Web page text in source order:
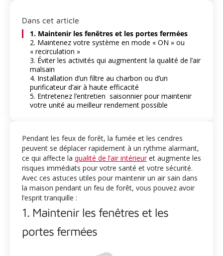
Dans cet article
1. Maintenir les fenêtres et les portes fermées
2. Maintenez votre système en mode « ON » ou
« recirculation »
3. Éviter les activités qui augmentent la qualité de l’air
malsain
4. Installation d’un filtre au charbon ou d’un
purificateur d’air à haute efficacité
5. Entretenez l’entretien saisonnier pour maintenir
votre unité au meilleur rendement possible
Pendant les feux de forêt, la fumée et les cendres
peuvent se déplacer rapidement à un rythme alarmant,
ce qui affecte la qualité de l’air intérieuret augmente les
risques immédiats pour votre santé et votre sécurité.
Avec ces astuces utiles pour maintenir un air sain dans
la maison pendant un feu de forêt, vous pouvez avoir
l’esprit tranquille :
1. Maintenir les fenêtres et les
portes fermées